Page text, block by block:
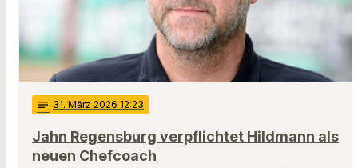
notes 31. März 2026 12:23
Jahn Regensburg verpflichtet Hildmann als
neuen Chefcoach